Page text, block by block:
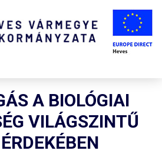
A BIOLÓGIAI
VILÁGSZINTŰ